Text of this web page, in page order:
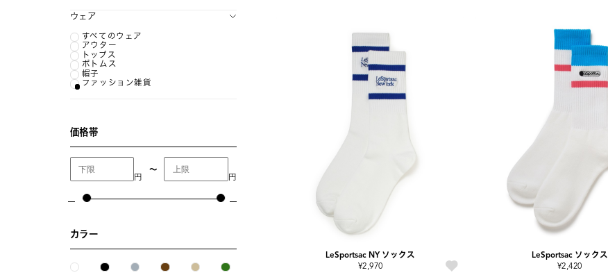
ウェア
すべてのウェア
アウター
トップス
ボトムス
帽子
ファッション雑貨
価格帯
円
〜
円
カラー
LeSportsac NY ソックス
¥2,970
LeSportsac ソックス
¥2,420